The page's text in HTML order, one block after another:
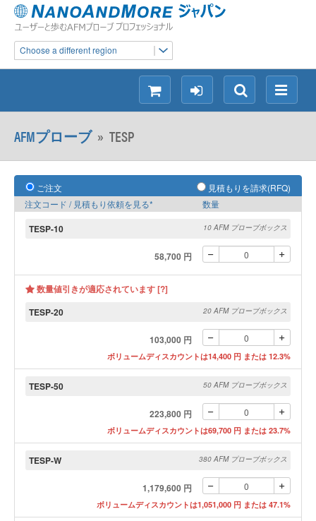
Choose a different region
メ
ニ
検
索
ロ
グ
シ
ョ
ン
AFMプローブ» TESP
ご注文
見積もりを請求(RFQ)
注文コード / 見積もり依頼を見る*
数量
TESP-10 10 AFM プローブボックス
58,700 円
数量値引きが適応されています [?]
TESP-20
20 AFM プローブボックス
103,000 円
ボリュームディスカウントは14,400 円 または 12.3%
TESP-50 50 AFM プローブボックス
223,800 円
ボリュームディスカウントは69,700 円 または 23.7%
TESP-W 380 AFM プローブボックス
1,179,600 円
ボリュームディスカウントは1,051,000 円 または 47.1%